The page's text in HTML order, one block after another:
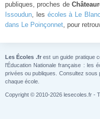
publiques, proches de
Issoudun, les écoles à Le Blanc
dans Le Poinçonnet, pour
Les Écoles .frest un guide pratique
l'Éducation Nationale française : les
privées ou publiques. Consultez
chaque école.
Copyright © 2010-2026 lesecoles.fr -